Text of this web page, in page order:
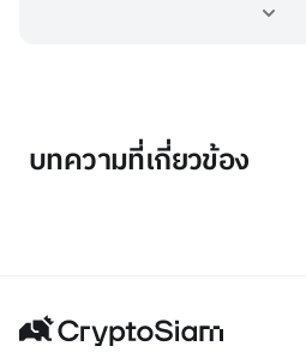
บทความที่เกี่ยวข้อง